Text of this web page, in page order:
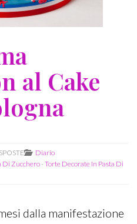
al Cake
Diario
Di Zucchero-Torte Decorate In Pasta Di
dalla manifestazione